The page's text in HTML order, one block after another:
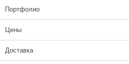
Портфолио
Цены
Доставка